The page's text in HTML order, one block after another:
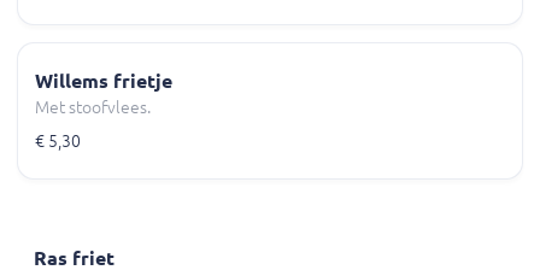
Willems frietje
Met stoofvlees.
€ 5,30
Ras friet